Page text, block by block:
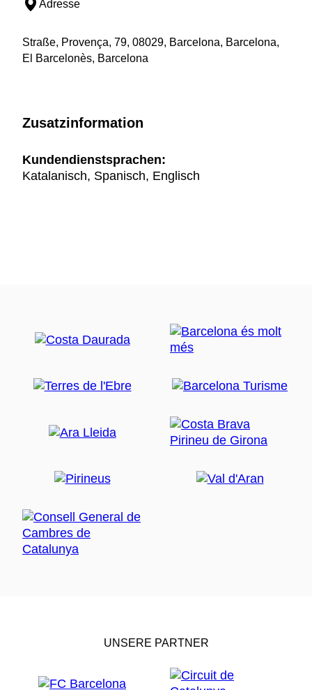
Adresse
Straße, Provença, 79, 08029, Barcelona, Barcelona,
El Barcelonès, Barcelona
Zusatzinformation
Kundendienstsprachen:
Katalanisch, Spanisch, Englisch
UNSERE PARTNER